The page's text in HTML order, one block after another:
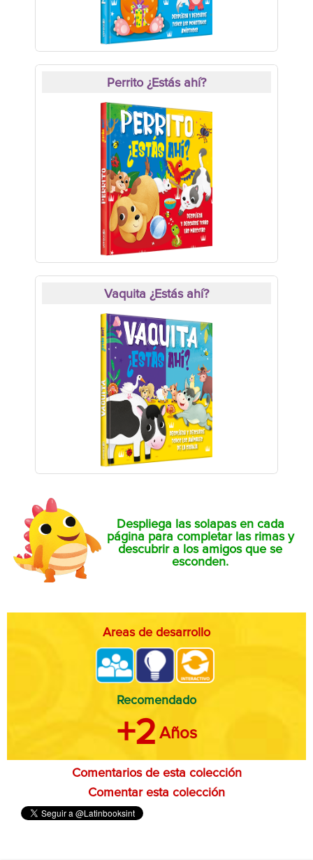
Perrito ¿Estás ahí?
Vaquita ¿Estás ahí?
Despliega las solapas en cada
página para completar las rimas y
descubrir a los amigos que se
esconden.
Areas de desarrollo
Recomendado
+2 Años
Comentarios de esta colección
Comentar esta colección